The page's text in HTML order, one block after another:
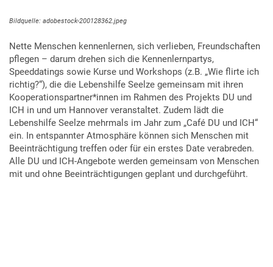
Bildquelle: adobestock-200128362.jpeg
Nette Menschen kennenlernen, sich verlieben, Freundschaften
pflegen – darum drehen sich die Kennenlernpartys,
Speeddatings sowie Kurse und Workshops (z.B. „Wie flirte ich
richtig?“), die die Lebenshilfe Seelze gemeinsam mit ihren
Kooperationspartner*innen im Rahmen des Projekts DU und
ICH in und um Hannover veranstaltet. Zudem lädt die
Lebenshilfe Seelze mehrmals im Jahr zum „Café DU und ICH“
ein. In entspannter Atmosphäre können sich Menschen mit
Beeinträchtigung treffen oder für ein erstes Date verabreden.
Alle DU und ICH-Angebote werden gemeinsam von Menschen
mit und ohne Beeinträchtigungen geplant und durchgeführt.